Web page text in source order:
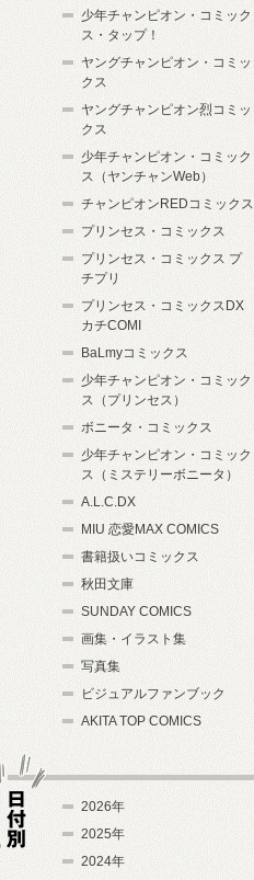
少年チャンピオン・コミック
ス・タップ！
ヤングチャンピオン・コミッ
クス
ヤングチャンピオン烈コミッ
クス
少年チャンピオン・コミック
ス（ヤンチャンWeb）
チャンピオンREDコミックス
プリンセス・コミックス
プリンセス・コミックス プ
チプリ
プリンセス・コミックスDX
カチCOMI
BaLmyコミックス
少年チャンピオン・コミック
ス（プリンセス）
ボニータ・コミックス
少年チャンピオン・コミック
ス（ミステリーボニータ）
A.L.C.DX
MIU 恋愛MAX COMICS
書籍扱いコミックス
秋田文庫
SUNDAY COMICS
画集・イラスト集
写真集
ビジュアルファンブック
AKITA TOP COMICS
2026年
2025年
2024年